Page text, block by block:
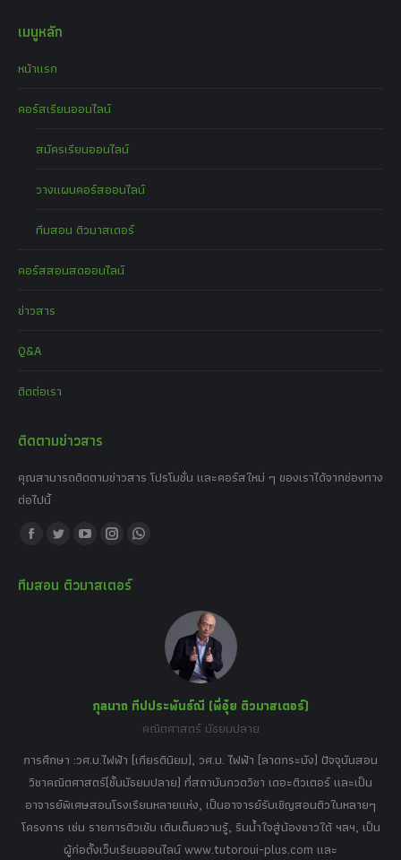
เมนูหลัก
หน้าแรก
คอร์สเรียนออนไลน์
สมัครเรียนออนไลน์
วางแผนคอร์สออนไลน์
ทีมสอน ติวมาสเตอร์
คอร์สสอนสดออนไลน์
ข่าวสาร
Q&A
ติดต่อเรา
ติดตามข่าวสาร
คุณสามารถติดตามข่าวสาร โปรโมชั่น และคอร์สใหม่ ๆ ของเราได้จากช่องทาง
ต่อไปนี้
Find us on:
Facebook
opens
Twitter
opens
YouTube
opens
Instagram
opens
Whatsapp
window
ทีมสอน ติวมาสเตอร์
กุลนาถ ทีปประพันธ์ณี (พี่อุ๋ย ติวมาสเตอร์)
คณิตศาสตร์ มัธยมปลาย
การศึกษา :วศ.บ.ไฟฟ้า (เกียรตินิยม), วศ.ม. ไฟฟ้า (ลาดกระบัง) ปัจจุบันสอน
วิชาคณิตศาสตร์(ชั้นมัธยมปลาย) ที่สถาบันกวดวิชา เดอะติวเตอร์ และเป็น
อาจารย์พิเศษสอนโรงเรียนหลายแห่ง, เป็นอาจารย์รับเชิญสอนติวในหลายๆ
โครงการ เช่น รายการติวเข้ม เติมเต็มความรู้, รินน้ำใจสู่น้องชาวใต้ ฯลฯ, เป็น
ผู้ก่อตั้งเว็บเรียนออนไลน์ www.tutoroui-plus.com และ